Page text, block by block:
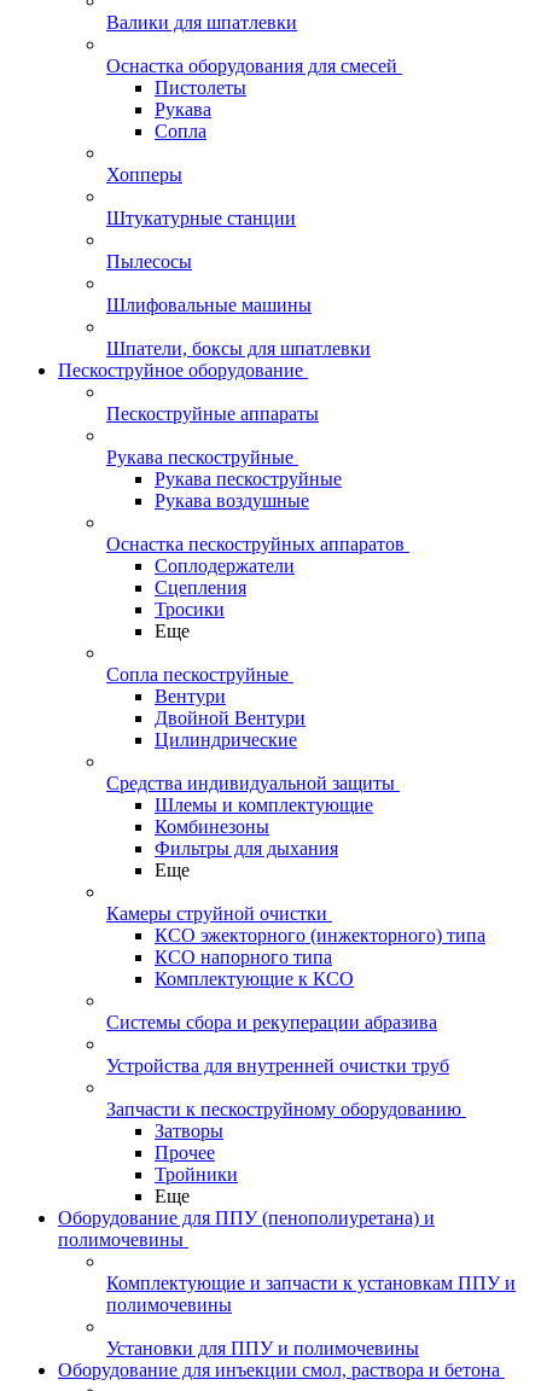
Валики для шпатлевки
Оснастка оборудования для смесей
Пистолеты
Рукава
Сопла
Хопперы
Штукатурные станции
Пылесосы
Шлифовальные машины
Шпатели, боксы для шпатлевки
Пескоструйное оборудование
Пескоструйные аппараты
Рукава пескоструйные
Рукава пескоструйные
Рукава воздушные
Оснастка пескоструйных аппаратов
Соплодержатели
Сцепления
Тросики
Еще
Сопла пескоструйные
Вентури
Двойной Вентури
Цилиндрические
Средства индивидуальной защиты
Шлемы и комплектующие
Комбинезоны
Фильтры для дыхания
Еще
Камеры струйной очистки
КСО эжекторного (инжекторного) типа
КСО напорного типа
Комплектующие к КСО
Системы сбора и рекуперации абразива
Устройства для внутренней очистки труб
Запчасти к пескоструйному оборудованию
Затворы
Прочее
Тройники
Еще
Оборудование для ППУ (пенополиуретана) и
полимочевины
Комплектующие и запчасти к установкам ППУ и
полимочевины
Установки для ППУ и полимочевины
Оборудование для инъекции смол, раствора и бетона